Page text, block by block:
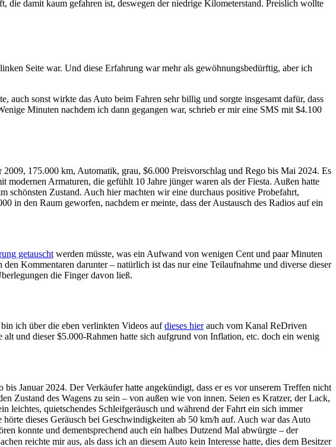
die damit kaum gefahren ist, deswegen der niedrige Kilometerstand. Preislich wollte
Seite war. Und diese Erfahrung war mehr als gewöhnungsbedürftig, aber ich
sonst wirkte das Auto beim Fahren sehr billig und sorgte insgesamt dafür, dass
Minuten nachdem ich dann gegangen war, schrieb er mir eine SMS mit $4.100
175.000 km, Automatik, grau, $6.000 Preisvorschlag und Rego bis Mai 2024. Es
Armaturen, die gefühlt 10 Jahre jünger waren als der Fiesta. Außen hatte
schönsten Zustand. Auch hier machten wir eine durchaus positive Probefahrt,
in den Raum geworfen, nachdem er meinte, dass der Austausch des Radios auf ein
getauscht werden müsste, was ein Aufwand von wenigen Cent und paar Minuten
Kommentaren darunter – natürlich ist das nur eine Teilaufnahme und diverse dieser
die Finger davon ließ.
ich über die eben verlinkten Videos aufdieses hierauch vom Kanal ReDriven
und dieser $5.000-Rahmen hatte sich aufgrund von Inflation, etc. doch ein wenig
Januar 2024. Der Verkäufer hatte angekündigt, dass er es vor unserem Treffen nicht
Zustand des Wagens zu sein – von außen wie von innen. Seien es Kratzer, der Lack,
quietschendes Schleifgeräusch und während der Fahrt ein sich immer
dieses Geräusch bei Geschwindigkeiten ab 50 km/h auf. Auch war das Auto
konnte und dementsprechend auch ein halbes Dutzend Mal abwürgte – der
reichte mir aus, als dass ich an diesem Auto kein Interesse hatte, dies dem Besitzer